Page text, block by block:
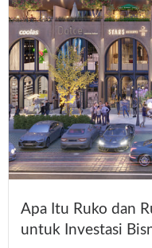
Apa Itu Ruko dan
untuk Investasi